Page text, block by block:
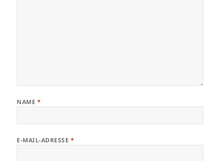
NAME *
E-MAIL-ADRESSE *